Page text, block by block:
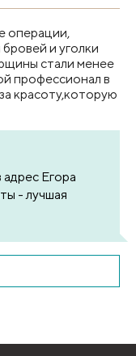
операции,
и уголки
стали менее
профессионал в
красоту,которую
Егора
- лучшая